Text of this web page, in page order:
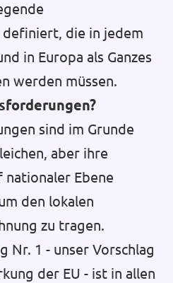
die in jedem
in Europa als Ganzes
werden müssen.
sind im Grunde
aber ihre
nationaler Ebene
den lokalen
zu tragen.
Nr. 1 - unser Vorschlag
der EU - ist in allen